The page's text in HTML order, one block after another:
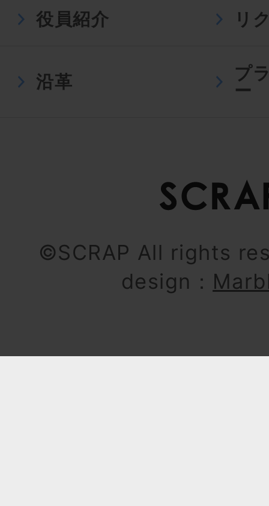
役員紹介 リ
沿革
プ
ー
©SCRAP All rights
design：